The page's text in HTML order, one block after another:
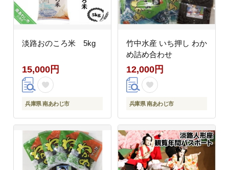
淡路おのころ米 5kg
15,000円
兵庫県 南あわじ市
竹中水産 いち押し わか
め詰め合わせ
12,000円
兵庫県 南あわじ市